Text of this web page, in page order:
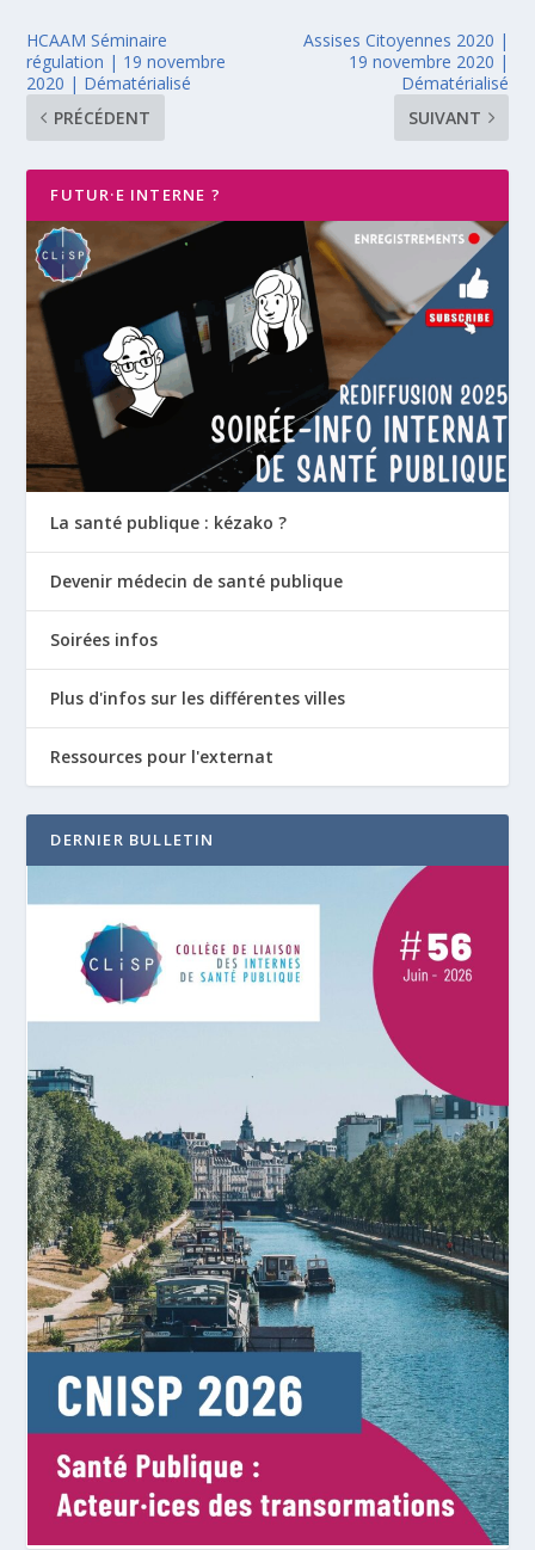
HCAAM Séminaire
régulation | 19 novembre
2020 | Dématérialisé
PRÉCÉDENT
Assises Citoyennes 2020 |
19 novembre 2020 |
Dématérialisé
SUIVANT
FUTUR·E INTERNE ?
La santé publique : kézako ?
Devenir médecin de santé publique
Soirées infos
Plus d'infos sur les différentes villes
Ressources pour l'externat
DERNIER BULLETIN